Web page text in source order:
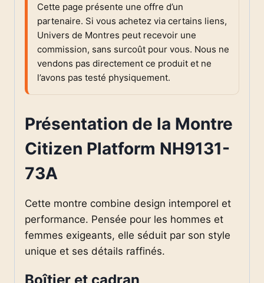
Cette page présente une offre d’un
partenaire. Si vous achetez via certains liens,
Univers de Montres peut recevoir une
commission, sans surcoût pour vous. Nous ne
vendons pas directement ce produit et ne
l’avons pas testé physiquement.
Présentation de la Montre
Citizen Platform NH9131-
73A
Cette montre combine design intemporel et
performance. Pensée pour les hommes et
femmes exigeants, elle séduit par son style
unique et ses détails raffinés.
Boîtier et cadran